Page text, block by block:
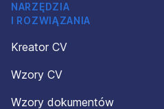
NARZĘDZIA
I ROZWIĄZANIA
Kreator CV
Wzory CV
Wzory dokumentów